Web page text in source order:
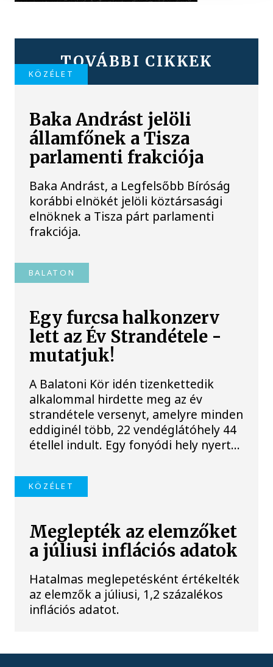
TOVÁBBI CIKKEK
KÖZÉLET
Baka Andrást jelöli
államfőnek a Tisza
parlamenti frakciója
Baka Andrást, a Legfelsőbb Bíróság
korábbi elnökét jelöli köztársasági
elnöknek a Tisza párt parlamenti
frakciója.
BALATON
Egy furcsa halkonzerv
lett az Év Strandétele -
mutatjuk!
A Balatoni Kör idén tizenkettedik
alkalommal hirdette meg az év
strandétele versenyt, amelyre minden
eddiginél több, 22 vendéglátóhely 44
étellel indult. Egy fonyódi hely nyert...
KÖZÉLET
Meglepték az elemzőket
a júliusi inflációs adatok
Hatalmas meglepetésként értékelték
az elemzők a júliusi, 1,2 százalékos
inflációs adatot.